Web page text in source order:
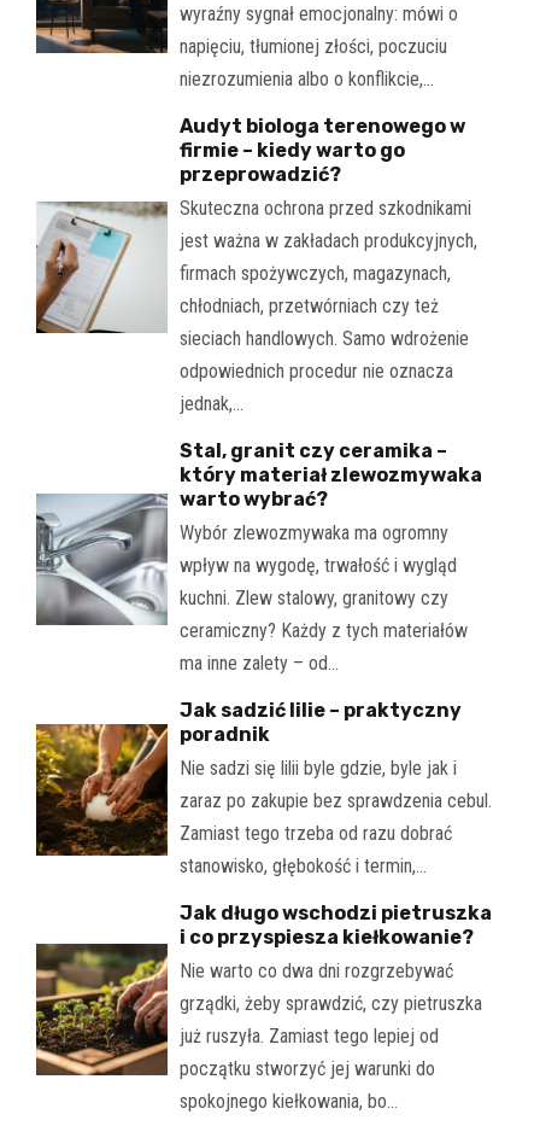
wyraźny sygnał emocjonalny: mówi o
napięciu, tłumionej złości, poczuciu
niezrozumienia albo o konflikcie,…
Audyt biologa terenowego w
firmie – kiedy warto go
przeprowadzić?
Skuteczna ochrona przed szkodnikami
jest ważna w zakładach produkcyjnych,
firmach spożywczych, magazynach,
chłodniach, przetwórniach czy też
sieciach handlowych. Samo wdrożenie
odpowiednich procedur nie oznacza
jednak,…
Stal, granit czy ceramika –
który materiał zlewozmywaka
warto wybrać?
Wybór zlewozmywaka ma ogromny
wpływ na wygodę, trwałość i wygląd
kuchni. Zlew stalowy, granitowy czy
ceramiczny? Każdy z tych materiałów
ma inne zalety – od…
Jak sadzić lilie – praktyczny
poradnik
Nie sadzi się lilii byle gdzie, byle jak i
zaraz po zakupie bez sprawdzenia cebul.
Zamiast tego trzeba od razu dobrać
stanowisko, głębokość i termin,…
Jak długo wschodzi pietruszka
i co przyspiesza kiełkowanie?
Nie warto co dwa dni rozgrzebywać
grządki, żeby sprawdzić, czy pietruszka
już ruszyła. Zamiast tego lepiej od
początku stworzyć jej warunki do
spokojnego kiełkowania, bo…